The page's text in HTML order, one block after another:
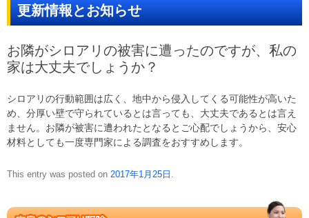
更新情報とお知らせ
お隣がシロアリの被害に遭ったのですが、私の
家は大丈夫でしょうか？
シロアリの行動範囲は広く、地中から侵入してくる可能性が高いた
め、分厚い壁で守られているとは言っても、大丈夫であるとは言え
ません。お隣が被害に遭われたとなるとご心配でしょうから、安心
材料としても一度専門家による調査をおすすめします。
This entry was posted on 2017年1月25日 .